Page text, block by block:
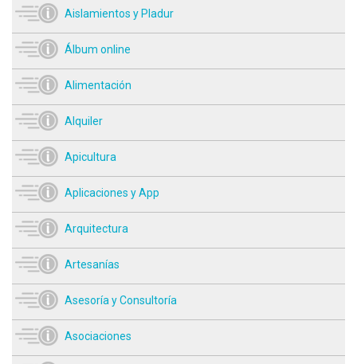
Aislamientos y Pladur
Álbum online
Alimentación
Alquiler
Apicultura
Aplicaciones y App
Arquitectura
Artesanías
Asesoría y Consultoría
Asociaciones